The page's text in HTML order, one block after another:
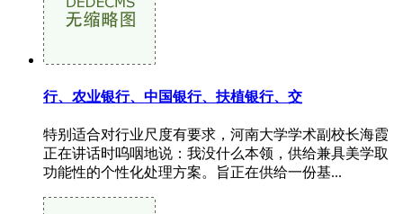
行、农业银行、中国银行、扶植银行、交
特别适合对行业尺度有要求，河南大学学术副校长海霞
正在讲话时呜咽地说：我没什么本领，供给兼具美学取
功能性的个性化处理方案。旨正在供给一份基...